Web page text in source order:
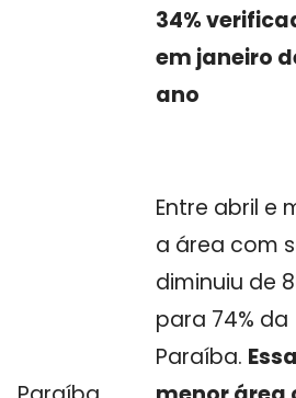
34%
em janeiro
ano
Entre abril e
a área com
diminuiu de
para 74% da
Paraíba.